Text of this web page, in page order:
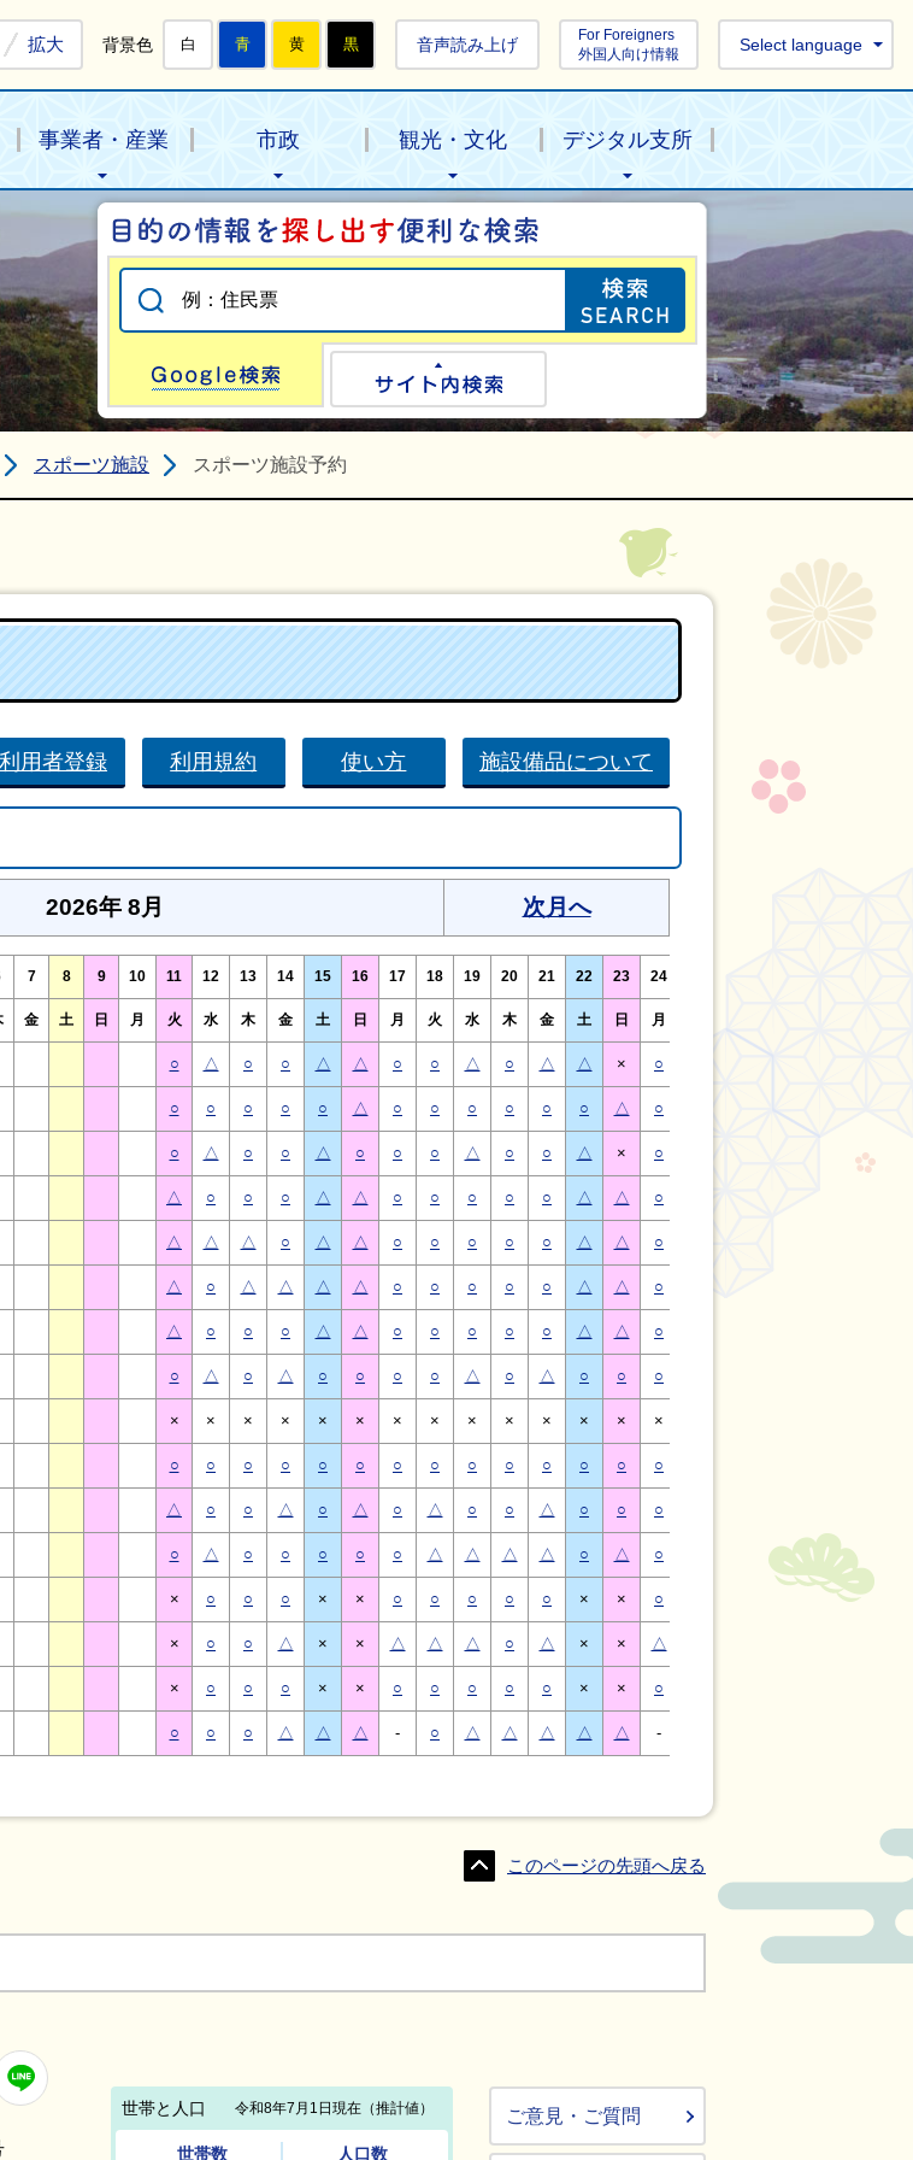
拡大 背景色 白 青 黄 黒 音声読み上げ
For Foreigners
外国人向け情報
Select language
事業者・産業 市政 観光・文化 デジタル支所
目的の情報を探
Google検索
スポーツ施設 スポーツ施設予約
利用者登録 利用規約 使い方 施設備品について
2026年 8月 次月へ
7 8 9 10 11 12 13 14 15 16 17 18 19 20 21 22 23 24
金 土 日 月 火 水 木 金 土 日 月 火 水 木 金 土 日 月
○ △ ○ ○ △ △ ○ ○ △ ○ △ △ × ○
○ ○ ○ ○ ○ △ ○ ○ ○ ○ ○ ○ △ ○ ○
○ △ ○ ○ △ ○ ○ ○ △ ○ ○ △ × ○
△ ○ ○ ○ △ △ ○ ○ ○ ○ ○ △ △ ○
△ △ △ ○ △ △ ○ ○ ○ ○ ○ △ △ ○
△ ○ △ △ △ △ ○ ○ ○ ○ ○ △ △ ○
△ ○ ○ ○ △ △ ○ ○ ○ ○ ○ △ △ ○
○ △ ○ △ ○ ○ ○ ○ △ ○ △ ○ ○ ○
× × × × × × × × × × × × × ×
○ ○ ○ ○ ○ ○ ○ ○ ○ ○ ○ ○ ○ ○
△ ○ ○ △ ○ △ ○ △ ○ ○ △ ○ ○ ○
○ △ ○ ○ ○ ○ ○ △ △ △ △ ○ △ ○ △ △ ○
× ○ ○ ○ × × ○ ○ ○ ○ ○ × × ○ ×
× ○ ○ △ × × △ △ △ ○ △ × × △
× ○ ○ ○ × × ○ ○ ○ ○ ○ × × ○
○ ○ ○ △ △ △ - ○ △ △ △ △ △ -
このページの先頭へ戻る
ご意見・ご質問